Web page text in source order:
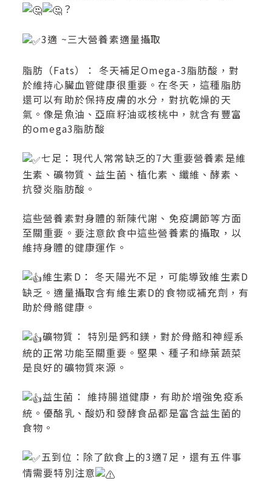
？
3適 ~三大營養素適量攝取
脂肪（Fats）： 冬天補足Omega-3脂肪酸，對
於維持心臟血管健康很重要。在冬天，這種脂肪
還可以有助於保持皮膚的水分，對抗乾燥的天
氣。像是魚油、亞麻籽油或核桃中，就含有豐富
的omega3脂肪酸
七足：現代人常常缺乏的7大重要營養素是維
生素、礦物質、益生菌、植化素、纖維、酵素、
抗發炎脂肪酸。
這些營養素對身體的新陳代謝、免疫調節等方面
至關重要。要注意飲食中這些營養素的攝取，以
維持身體的健康運作。
維生素D： 冬天陽光不足，可能導致維生素D
缺乏。適量攝取含有維生素D的食物或補充劑，有
助於骨骼健康。
礦物質： 特別是鈣和鎂，對於骨骼和神經系
統的正常功能至關重要。堅果、種子和綠葉蔬菜
是良好的礦物質來源。
益生菌： 維持腸道健康，有助於增強免疫系
統。優酪乳、酸奶和發酵食品都是富含益生菌的
食物。
五到位：除了飲食上的3適7足，還有五件事
情需要特別注意